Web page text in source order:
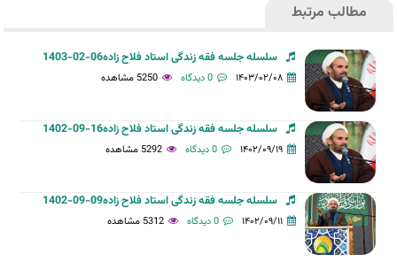
مطالب مرتبط
سلسله جلسه فقه زندگی استاد فلاح زاده06-02-1403
۱۴۰۳/۰۲/۰۸ 0 دیدگاه 5250 مشاهده
سلسله جلسه فقه زندگی استاد فلاح زاده16-09-1402
۱۴۰۲/۰۹/۱۹ 0 دیدگاه 5292 مشاهده
سلسله جلسه فقه زندگی استاد فلاح زاده09-09-1402
۱۴۰۲/۰۹/۱۱ 0 دیدگاه 5312 مشاهده